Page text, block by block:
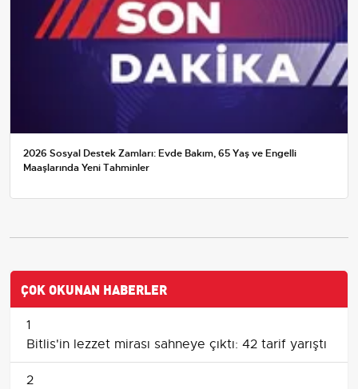
2026 Sosyal Destek Zamları: Evde Bakım, 65 Yaş ve Engelli
Maaşlarında Yeni Tahminler
ÇOK OKUNAN HABERLER
1
Bitlis'in lezzet mirası sahneye çıktı: 42 tarif yarıştı
2